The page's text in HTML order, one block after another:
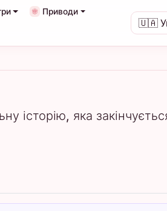
🇺🇦
Приводи
історію, яка